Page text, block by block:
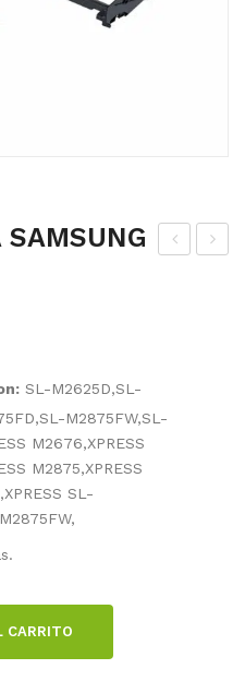
SA
SL-M2625D,SL-
M2875FW,SL-
M2676,XPRESS
M2875,XPRESS
SL-
CARRITO